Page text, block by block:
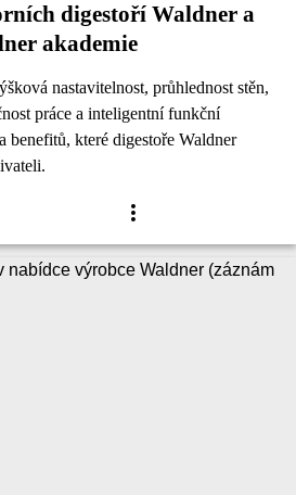
digestoří Waldner a
akademie
nastavitelnost, průhlednost stěn,
práce a inteligentní funkční
benefitů, které digestoře Waldner